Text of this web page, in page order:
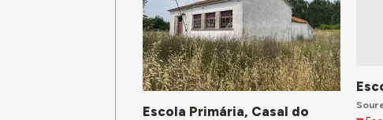
Escola Primária, Casal do